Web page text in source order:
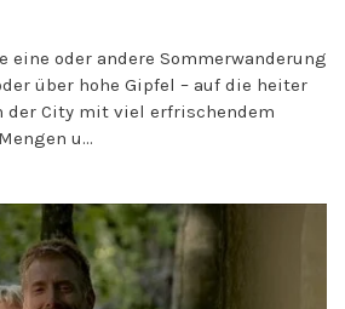
eine oder andere Sommerwanderung
über hohe Gipfel – auf die heiter
City mit viel erfrischendem
u...